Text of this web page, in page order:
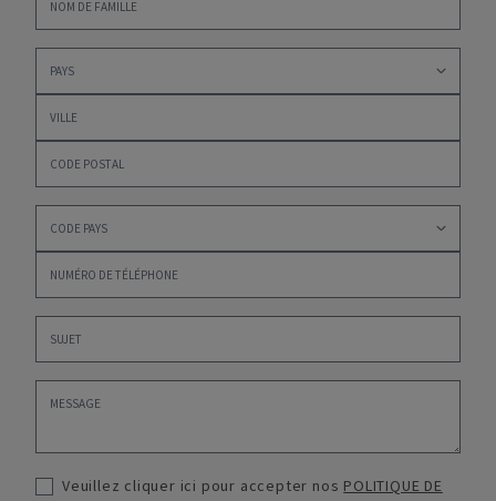
Veuillez cliquer ici pour accepter nos POLITIQUE DE